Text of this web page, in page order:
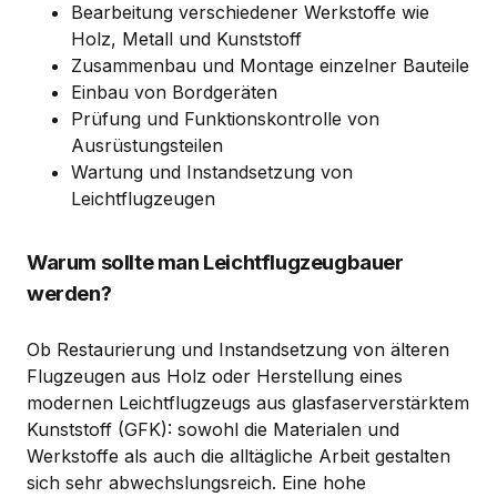
Bearbeitung verschiedener Werkstoffe wie
Holz, Metall und Kunststoff
Zusammenbau und Montage einzelner Bauteile
Einbau von Bordgeräten
Prüfung und Funktionskontrolle von
Ausrüstungsteilen
Wartung und Instandsetzung von
Leichtflugzeugen
Warum sollte man Leichtflugzeugbauer
werden?
Ob Restaurierung und Instandsetzung von älteren
Flugzeugen aus Holz oder Herstellung eines
modernen Leichtflugzeugs aus glasfaserverstärktem
Kunststoff (GFK): sowohl die Materialen und
Werkstoffe als auch die alltägliche Arbeit gestalten
sich sehr abwechslungsreich. Eine hohe